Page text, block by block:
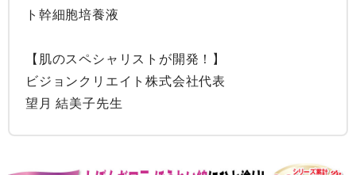
ト幹細胞培養液
【肌のスペシャリストが開発！】
ビジョンクリエイト株式会社代表
望月 結美子先生